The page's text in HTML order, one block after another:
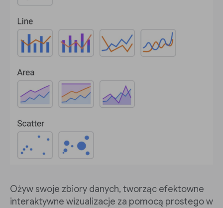
Ożyw swoje zbiory danych, tworząc efektowne
interaktywne wizualizacje za pomocą prostego w